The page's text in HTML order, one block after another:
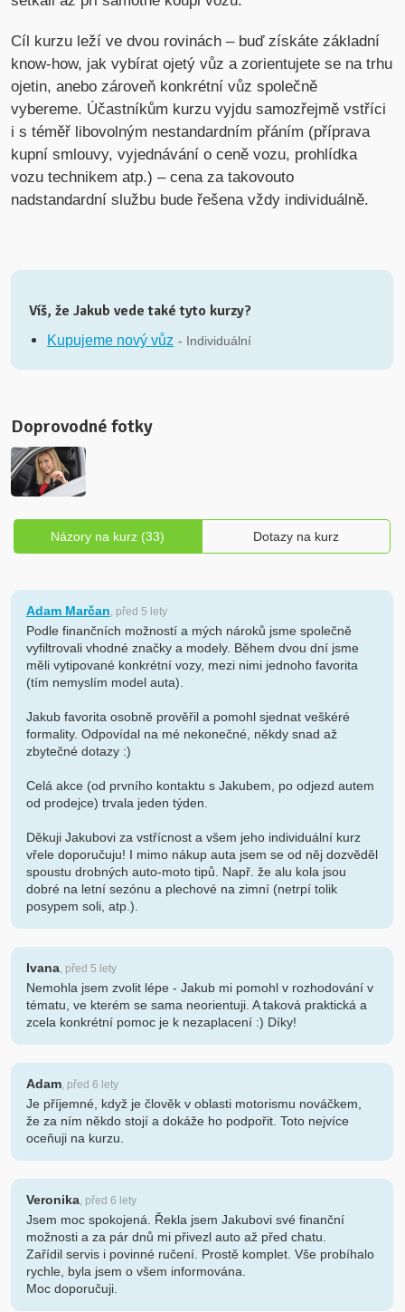
Cíl kurzu leží ve dvou rovinách – buď získáte základní
know-how, jak vybírat ojetý vůz a zorientujete se na trhu
ojetin, anebo zároveň konkrétní vůz společně
vybereme. Účastníkům kurzu vyjdu samozřejmě vstříci
i s téměř libovolným nestandardním přáním (příprava
kupní smlouvy, vyjednávání o ceně vozu, prohlídka
vozu technikem atp.) – cena za takovouto
nadstandardní službu bude řešena vždy individuálně.
Víš, že Jakub vede také tyto kurzy?
Kupujeme nový vůz - Individuální
Doprovodné fotky
Názory na kurz (33) Dotazy na kurz
Adam Marčan, před 5 lety
Podle finančních možností a mých nároků jsme společně
vyfiltrovali vhodné značky a modely. Během dvou dní jsme
měli vytipované konkrétní vozy, mezi nimi jednoho favorita
(tím nemyslím model auta).
Jakub favorita osobně prověřil a pomohl sjednat veškéré
formality. Odpovídal na mé nekonečné, někdy snad až
zbytečné dotazy :)
Celá akce (od prvního kontaktu s Jakubem, po odjezd autem
od prodejce) trvala jeden týden.
Děkuji Jakubovi za vstřícnost a všem jeho individuální kurz
vřele doporučuju! I mimo nákup auta jsem se od něj dozvěděl
spoustu drobných auto-moto tipů. Např. že alu kola jsou
dobré na letní sezónu a plechové na zimní (netrpí tolik
posypem soli, atp.).
Ivana, před 5 lety
Nemohla jsem zvolit lépe - Jakub mi pomohl v rozhodování v
tématu, ve kterém se sama neorientuji. A taková praktická a
zcela konkrétní pomoc je k nezaplacení :) Díky!
Adam, před 6 lety
Je příjemné, když je člověk v oblasti motorismu nováčkem,
že za ním někdo stojí a dokáže ho podpořit. Toto nejvíce
oceňuji na kurzu.
Veronika, před 6 lety
Jsem moc spokojená. Řekla jsem Jakubovi své finanční
možnosti a za pár dnů mi přivezl auto až před chatu.
Zařídil servis i povinné ručení. Prostě komplet. Vše probíhalo
rychle, byla jsem o všem informována.
Moc doporučuji.